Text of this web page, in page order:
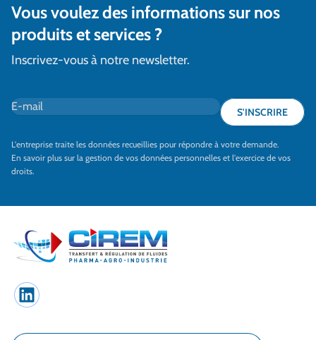
Vous voulez des informations sur nos
produits et services ?
Inscrivez-vous à notre newsletter.
E-mail*
S'INSCRIRE
L'entreprise traite les données recueillies pour répondre à votre demande.
En savoir plus sur la gestion de vos données personnelles et l'exercice de vos
droits.
LinkedIn